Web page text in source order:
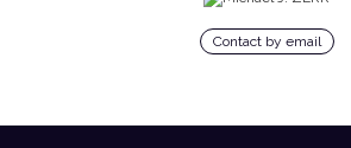
Contact by email